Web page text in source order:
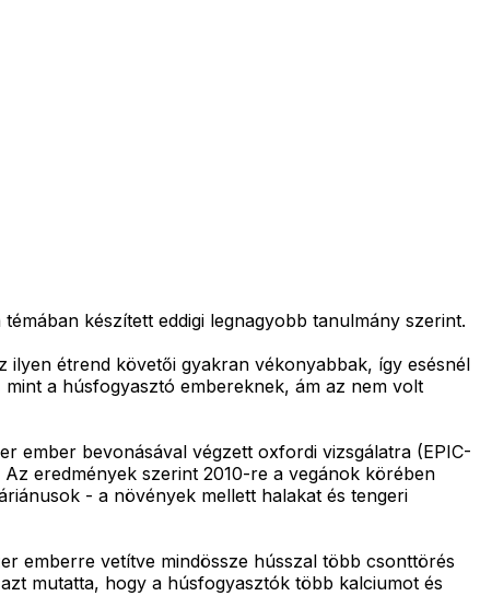
készített eddigi legnagyobb tanulmány szerint.
ilyen étrend követői gyakran vékonyabbak, így esésnél
a húsfogyasztó embereknek, ám az nem volt
ember bevonásával végzett oxfordi vizsgálatra (EPIC-
eredmények szerint 2010-re a vegánok körében
- a növények mellett halakat és tengeri
emberre vetítve mindössze hússzal több csonttörés
mutatta, hogy a húsfogyasztók több kalciumot és